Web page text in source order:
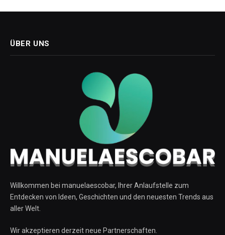
ÜBER UNS
Willkommen bei manuelaescobar, Ihrer Anlaufstelle zum
Entdecken von Ideen, Geschichten und den neuesten Trends aus
aller Welt.
Wir akzeptieren derzeit neue Partnerschaften.